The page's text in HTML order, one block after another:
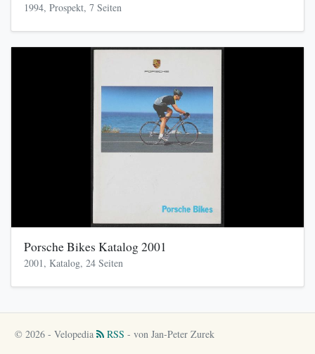
1994, Prospekt, 7 Seiten
Porsche Bikes Katalog 2001
2001, Katalog, 24 Seiten
© 2026 - Velopedia RSS - von Jan-Peter Zurek